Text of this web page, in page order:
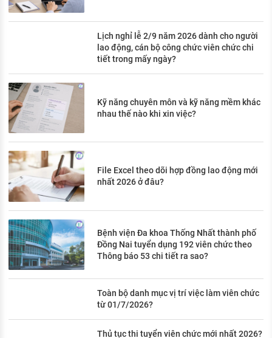
Lịch nghỉ lễ 2/9 năm 2026 dành cho người
lao động, cán bộ công chức viên chức chi
tiết trong mấy ngày?
Kỹ năng chuyên môn và kỹ năng mềm khác
nhau thế nào khi xin việc?
File Excel theo dõi hợp đồng lao động mới
nhất 2026 ở đâu?
Bệnh viện Đa khoa Thống Nhất thành phố
Đồng Nai tuyển dụng 192 viên chức theo
Thông báo 53 chi tiết ra sao?
Toàn bộ danh mục vị trí việc làm viên chức
từ 01/7/2026?
Thủ tục thi tuyển viên chức mới nhất 2026?